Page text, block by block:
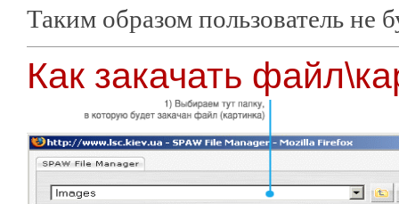
Таким образом пользователь не
Как закачать